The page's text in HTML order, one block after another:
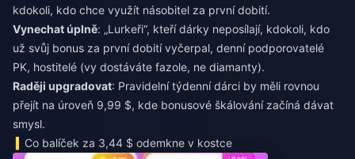
kdokoli, kdo chce využít násobitel za první dobití.
Vynechat úplně: „Lurkeři“, kteří dárky neposílají, kdokoli, kdo
už svůj bonus za první dobití vyčerpal, denní podporovatelé
PK, hostitelé (vy dostáváte fazole, ne diamanty).
Raději upgradovat: Pravidelní týdenní dárci by měli rovnou
přejít na úroveň 9,99 $, kde bonusové škálování začíná dávat
smysl.
Co balíček za 3,44 $ odemkne v kostce